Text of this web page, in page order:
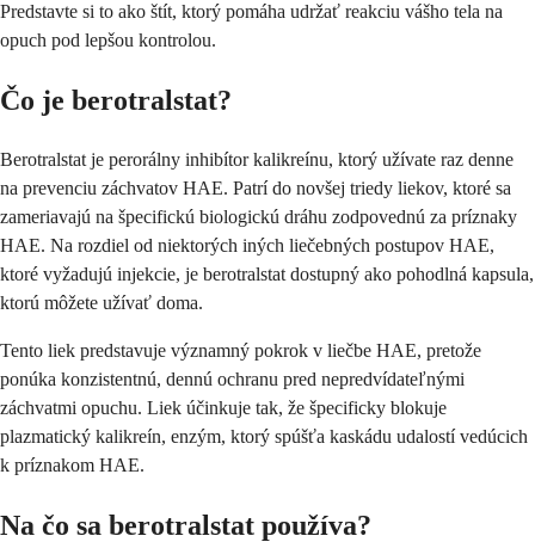
Predstavte si to ako štít, ktorý pomáha udržať reakciu vášho tela na
opuch pod lepšou kontrolou.
Čo je berotralstat?
Berotralstat je perorálny inhibítor kalikreínu, ktorý užívate raz denne
na prevenciu záchvatov HAE. Patrí do novšej triedy liekov, ktoré sa
zameriavajú na špecifickú biologickú dráhu zodpovednú za príznaky
HAE. Na rozdiel od niektorých iných liečebných postupov HAE,
ktoré vyžadujú injekcie, je berotralstat dostupný ako pohodlná kapsula,
ktorú môžete užívať doma.
Tento liek predstavuje významný pokrok v liečbe HAE, pretože
ponúka konzistentnú, dennú ochranu pred nepredvídateľnými
záchvatmi opuchu. Liek účinkuje tak, že špecificky blokuje
plazmatický kalikreín, enzým, ktorý spúšťa kaskádu udalostí vedúcich
k príznakom HAE.
Na čo sa berotralstat používa?